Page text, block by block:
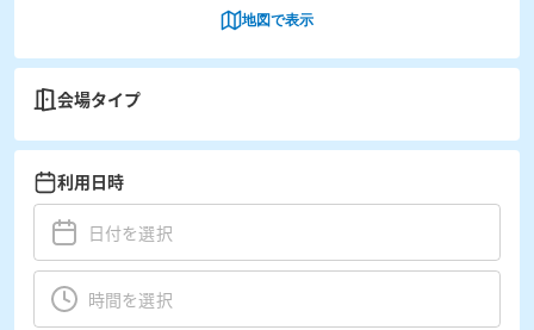
地図で表示
会場タイプ
利用日時